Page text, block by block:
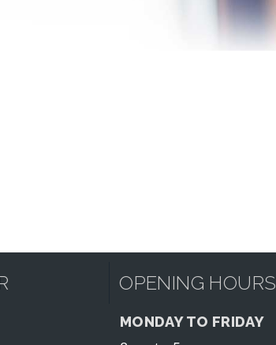
OPENING HOURS
MONDAY TO FRIDAY